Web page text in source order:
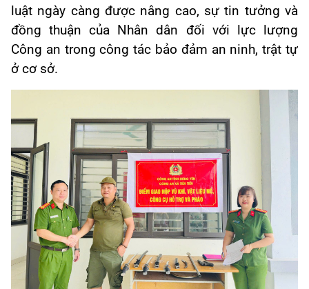
luật ngày càng được nâng cao, sự tin tưởng và
đồng thuận của Nhân dân đối với lực lượng
Công an trong công tác bảo đảm an ninh, trật tự
ở cơ sở.